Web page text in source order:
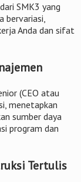
SMK3 yang
bervariasi,
Anda dan sifat
(CEO atau
menetapkan
sumber daya
program dan
Tertulis